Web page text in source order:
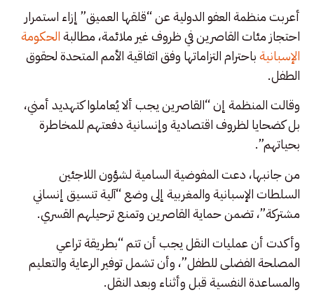
أعربت منظمة العفو الدولية عن “قلقها العميق” إزاء استمرار
احتجاز مئات القاصرين في ظروف غير ملائمة، مطالبةالحكومة
الإسبانيةباحترام التزاماتها وفق اتفاقية الأمم المتحدة لحقوق
الطفل.
وقالت المنظمة إن “القاصرين يجب ألا يُعاملوا كتهديد أمني،
بل كضحايا لظروف اقتصادية وإنسانية دفعتهم للمخاطرة
بحياتهم”.
من جانبها، دعت المفوضية السامية لشؤون اللاجئين
السلطات الإسبانية والمغربية إلى وضع “آلية تنسيق إنساني
مشتركة”، تضمن حماية القاصرين وتمنع ترحيلهم القسري.
وأكدت أن عمليات النقل يجب أن تتم “بطريقة تراعي
المصلحة الفضلى للطفل”، وأن تشمل توفير الرعاية والتعليم
والمساعدة النفسية قبل وأثناء وبعد النقل.